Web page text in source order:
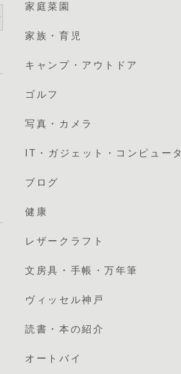
家庭菜園
家族・育児
キャンプ・アウトドア
ゴルフ
写真・カメラ
IT・ガジェット・コンピュータ
ブログ
健康
レザークラフト
文房具・手帳・万年筆
ヴィッセル神戸
読書・本の紹介
オートバイ